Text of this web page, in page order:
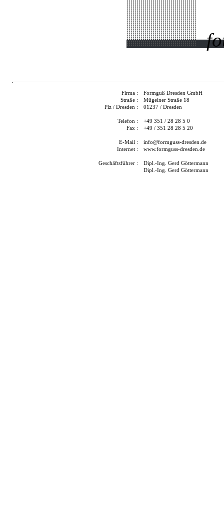
Firma :
Straße :
Plz / Dresden :
Telefon :
Fax :
E-Mail :
Internet :
Geschäftsführer :
Formguß Dresden GmbH
Mügelner Straße 18
01237 / Dresden
+49 351 / 28 28 5 0
+49 / 351 28 28 5 20
info@formguss-dresden.de
www.formguss-dresden.de
Dipl.-Ing. Gerd Göttermann
Dipl.-Ing. Gerd Göttermann